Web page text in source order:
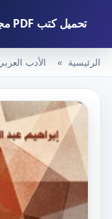
تحميل كتب PDF مجانا – كتب كو
الرئيسية الأدب